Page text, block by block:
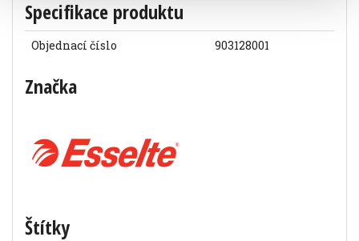
Specifikace produktu
Objednací číslo 903128001
Značka
Štítky